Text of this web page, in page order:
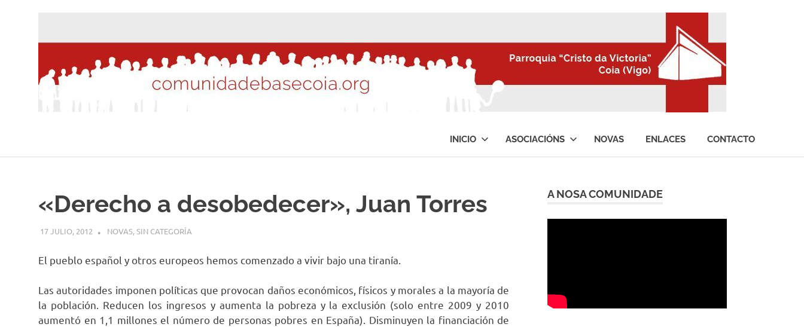
INICIO ASOCIACIÓNS NOVAS ENLACES CONTACTO
«Derecho a desobedecer», Juan Torres
17 JULIO, 2012 DESARROLLO
NOVAS,SIN CATEGORÍA
El pueblo español y otros europeos hemos comenzado a vivir bajo una tiranía.
Las autoridades imponen políticas que provocan daños económicos, físicos y morales a la mayoría de
la población. Reducen los ingresos y aumenta la pobreza y la exclusión (solo entre 2009 y 2010
aumentó en 1,1 millones el número de personas pobres en España). Disminuyen la financiación de
A NOSA COMUNIDADE